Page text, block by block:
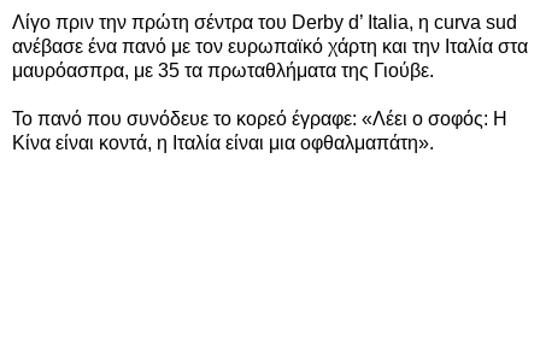
Λίγο πριν την πρώτη σέντρα του Derby d’ Italia, η curva sud
ανέβασε ένα πανό με τον ευρωπαϊκό χάρτη και την Ιταλία στα
μαυρόασπρα, με 35 τα πρωταθλήματα της Γιούβε.
Το πανό που συνόδευε το κορεό έγραφε: «Λέει ο σοφός: Η
Κίνα είναι κοντά, η Ιταλία είναι μια οφθαλμαπάτη».